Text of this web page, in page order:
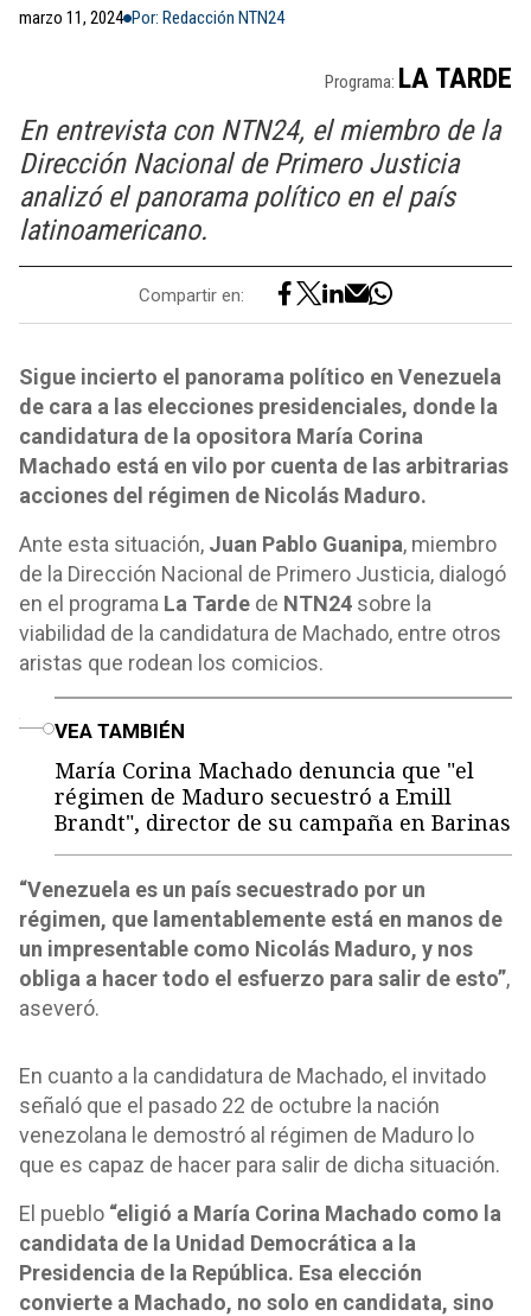
marzo 11, 2024 Por: Redacción NTN24
Programa: LA TARDE
En entrevista con NTN24, el miembro de la
Dirección Nacional de Primero Justicia
analizó el panorama político en el país
latinoamericano.
Compartir en:
Sigue incierto el panorama político en Venezuela
de cara a las elecciones presidenciales, donde la
candidatura de la opositora María Corina
Machado está en vilo por cuenta de las arbitrarias
acciones del régimen de Nicolás Maduro.
Ante esta situación, Juan Pablo Guanipa, miembro
de la Dirección Nacional de Primero Justicia, dialogó
en el programa La Tarde de NTN24 sobre la
viabilidad de la candidatura de Machado, entre otros
aristas que rodean los comicios.
VEA TAMBIÉN
María Corina Machado denuncia que "el
régimen de Maduro secuestró a Emill
Brandt", director de su campaña en Barinas
“Venezuela es un país secuestrado por un
régimen, que lamentablemente está en manos de
un impresentable como Nicolás Maduro, y nos
obliga a hacer todo el esfuerzo para salir de esto”,
aseveró.
En cuanto a la candidatura de Machado, el invitado
señaló que el pasado 22 de octubre la nación
venezolana le demostró al régimen de Maduro lo
que es capaz de hacer para salir de dicha situación.
El pueblo “eligió a María Corina Machado como la
candidata de la Unidad Democrática a la
Presidencia de la República. Esa elección
convierte a Machado, no solo en candidata, sino